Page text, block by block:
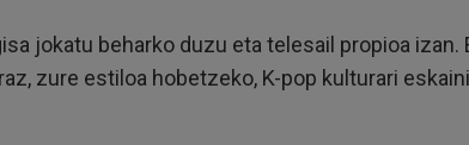
jokatu beharko duzu eta telesail propioa izan.
zure estiloa hobetzeko, K-pop kulturari